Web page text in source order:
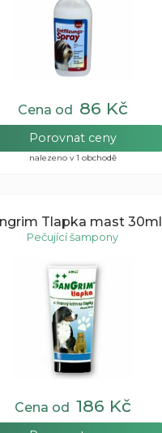
Cena od 86 Kč
Porovnat ceny
nalezeno v 1 obchodě
Tlapka mast 30ml
Pečující šampony
Cena od 186 Kč